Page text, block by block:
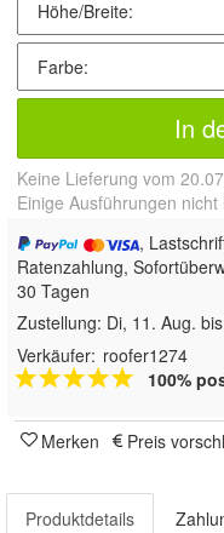
In
Keine Lieferung vom
Einige Ausführungen
,
Ratenzahlung,
30 Tagen
Zustellung: Di, 11. Aug.
Verkäufer: roofer1274
100%
Merken Preis
Produktdetails